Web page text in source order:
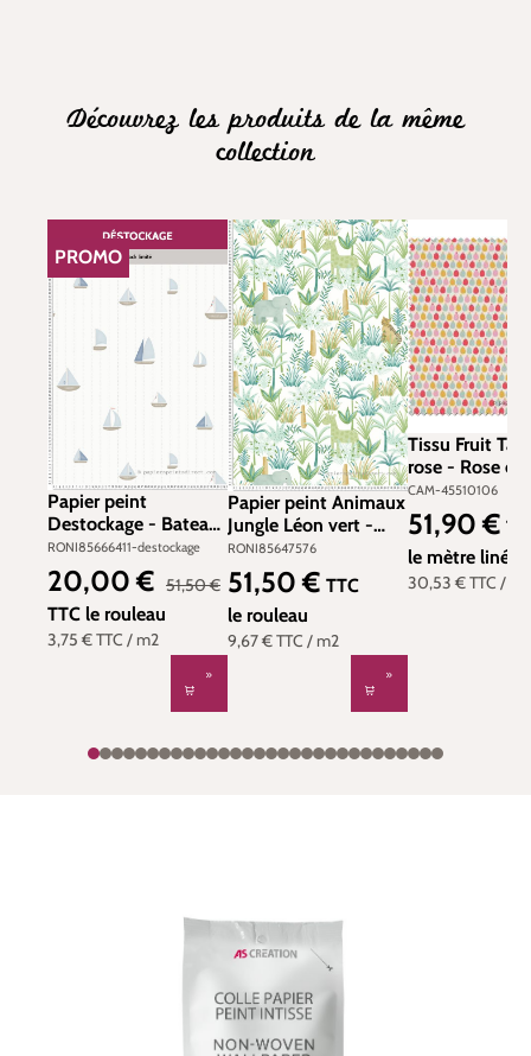
Découvrez les produits de la même
collection
RÉDUCTION
PROMO
Papier peint
Destockage - Bateau
et Pois Babord bleu -
Rose & Nino de
Casadéco
RONI85666411-destockage
3,75 €TTC / m2
Prix de vente :
20,00 € Prix régulier :
51,50 €
TTC le rouleau
Papier peint Animaux
Jungle Léon vert -
Rose & Nino de
Casadéco | Réf.
RONI85647576
RONI85647576
9,67 €TTC / m2
Prix régulier :
51,50 € TTC
le rouleau
Tissu Fruit
rose - Rose et
de Camengo |
CAM-
CAM-45510106
30,53 €TTC / m2
Prix régulier :
51,90 €
le mètre